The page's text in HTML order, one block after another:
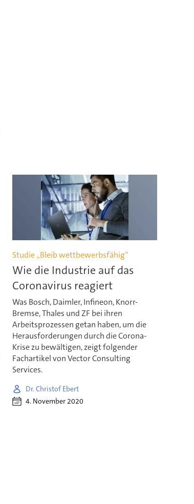
Studie „Bleib wettbewerbsfähig“
Wie die Industrie auf das
Coronavirus reagiert
Was Bosch, Daimler, Infineon, Knorr-
Bremse, Thales und ZF bei ihren
Arbeitsprozessen getan haben, um die
Herausforderungen durch die Corona-
Krise zu bewältigen, zeigt folgender
Fachartikel von Vector Consulting
Services.
Dr. Christof Ebert
4. November 2020